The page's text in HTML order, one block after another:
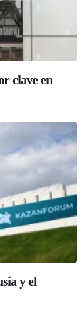
clave en
y el